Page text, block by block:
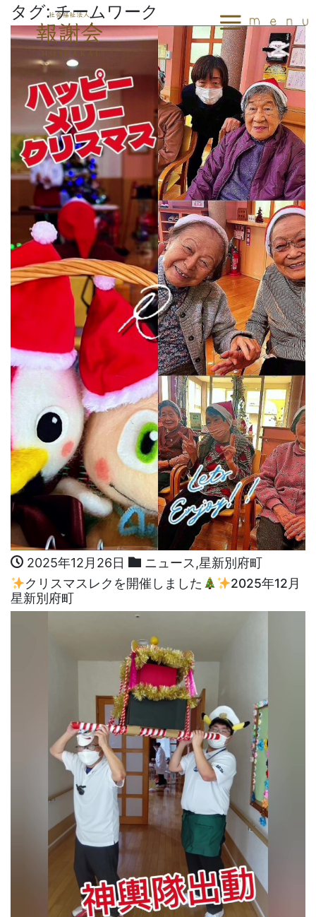
タグ:チームワーク
2025年12月26日 ニュース ,星新別府町
クリスマスレクを開催しました
2025年12月
星新別府町